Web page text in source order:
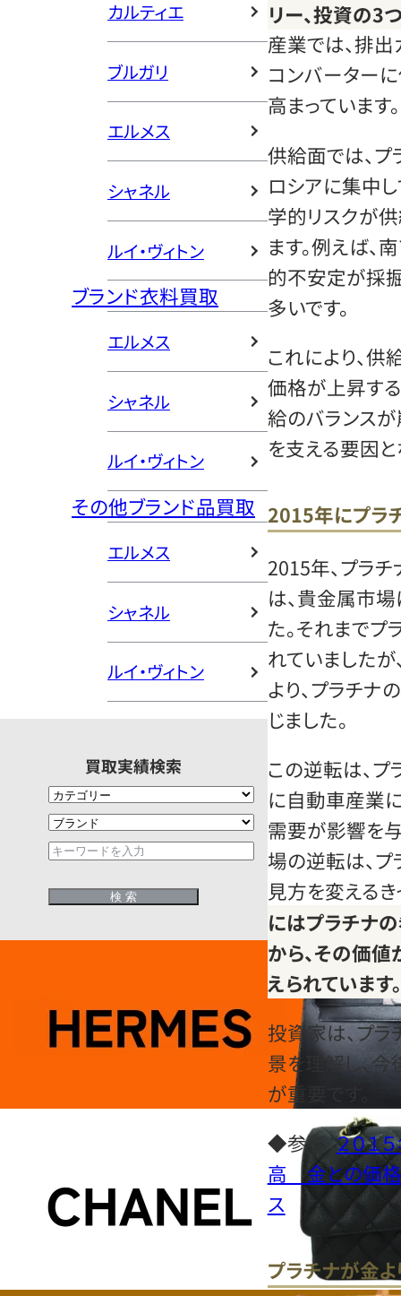
カルティエ
ブルガリ
エルメス
シャネル
ルイ・ヴィトン
ブランド衣料買取
エルメス
シャネル
ルイ・ヴィトン
その他ブランド品買取
エルメス
シャネル
ルイ・ヴィトン
買取実績検索
リー、投資の3
産業では、排
コンバーター
高まっています。
供給面では、
ロシアに集中
学的リスクが
ます。例えば
的不安定が採
多いです。
これにより、供
価格が上昇す
給のバランス
を支える要因と
2015年にプラ
2015年、プラ
は、貴金属市
た。それまで
れていました
より、プラチ
じました。
この逆転は、
に自動車産業
需要が影響を
場の逆転は、
見方を変えるき
にはプラチナ
から、その価
えられています。
投資家は、プ
景を理解し、
が重要です。
◆参考：２０１
高 金との価格
ス
プラチナが金